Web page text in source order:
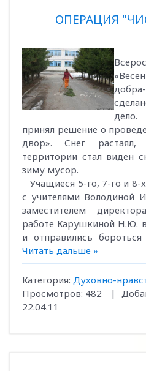
ОПЕРАЦИЯ
дело.
принял решение о
двор». Снег
территории стал виден
зиму мусор.
Учащиеся 5-го, 7-го и 8-
с учителями Володиной
заместителем
работе Карушкиной Н.Ю.
и отправились
Читать дальше »
Категория: Духовно-
Просмотров: 482 |
22.04.11